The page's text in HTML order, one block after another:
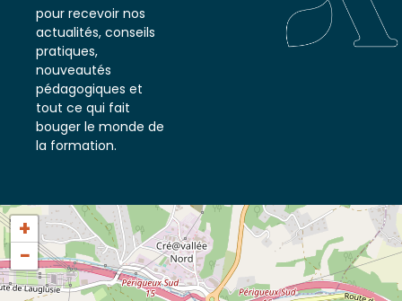
notre newsletter
pour recevoir nos
actualités, conseils
pratiques,
nouveautés
pédagogiques et
tout ce qui fait
bouger le monde de
+
−